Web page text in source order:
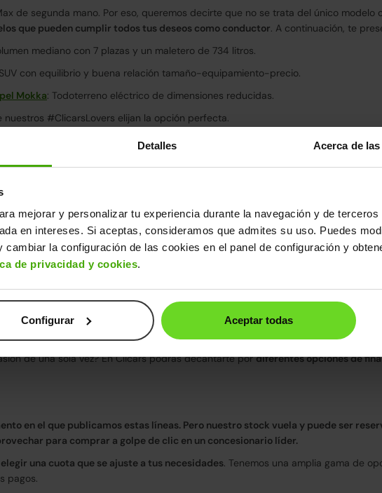
Detalles Acerca de
mejorar y personalizar tu experiencia durante la navegación y de terceros
en intereses. Si aceptas, consideramos que admites su uso. Puedes
cambiar la configuración de las cookies en el panel de configuración y
de privacidad y cookies.
Configurar Aceptar todas
de segunda mano. Por eso, queremos decirte que no se trata del único modelo
que pueden cumplir todos tus deseos como conductor. A continuación, te
mediano con 7 plazas y un maletero de 734 litros.
con equilibrio y buena relación tamaño-equipamiento-precio.
Mokka: Todoterreno eléctrico de dimensiones reducidas.
#ClicarsLovers elijan la opción perfecta.
y lo hemos encontrado. En Clicars te ofrecemos el Ford C-Max con un servicio
los pedidos realizados dentro de la península, puedes estar seguro de que
días o 1.000 km
, podrás disfrutar provisionalmente de las funcionalidades de tu
la venta de coches de segunda mano.
distintospara que puedas disfrutar de un vehículo en perfectas
es inquebrantable. Si encuentras el mismo coche más económico en otro
2.000 coches
, por lo que estamos seguros de que encontrarás el Ford C-Max
conocer mejor el automóvil que has elegido.
de una sola vez? En Clicars podrás decantarte pordiferentes opciones de
en el que publicamos estas líneas. Pero nuestro stock vuela y puede ser
para comprar a golpe de clic en un concesionario líder.
una cuota que se ajuste a tus necesidades. Tenemos una amplia gama de
pagos.